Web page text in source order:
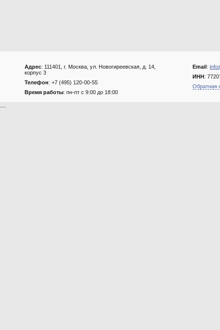
Адрес: 111401, г. Москва, ул. Новогиреевская, д. 14,
корпус 3
Телефон: +7 (495) 120-00-55
Время работы: пн-пт с 9:00 до 18:00
Email:
ИНН:
Обратная
....